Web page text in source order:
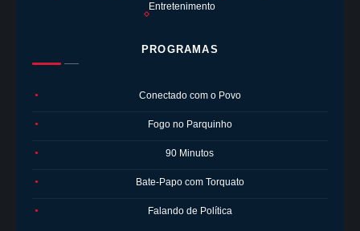
Entretenimento
PROGRAMAS
● Conectado com o Povo
● Fogo no Parquinho
● 90 Minutos
● Bate-Papo com Torquato
● Falando de Política